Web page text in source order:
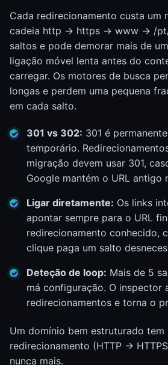
Cada redirecionamento custa um
cadeia http -> https -> www -> /
saltos e pode demorar mais de
ligação móvel lenta antes do
carregar. Os motores de busca
longas e perdem uma pequena
em cada salto.
301 vs 302: 301 é
temporário.
migração devem usar 301,
Google mantém o URL antigo
Ligar diretamente: Os links
apontar sempre para o URL
redirecionamento conhecido,
clique paga um salto
Deteção de loop: Mais de 5
má configuração. O inspector
redirecionamentos e torna o
Um domínio bem estruturado tem
redirecionamento (HTTP ->
nunca mais.